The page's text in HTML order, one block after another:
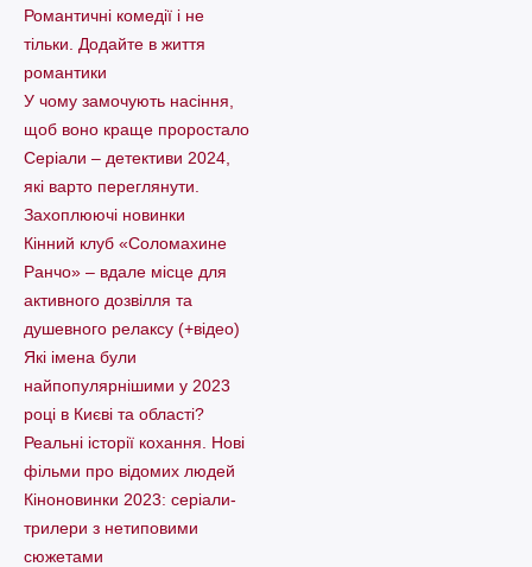
Романтичні комедії і не
тільки. Додайте в життя
романтики
У чому замочують насіння,
щоб воно краще проростало
Серіали – детективи 2024,
які варто пеpеглянути.
Захоплюючі новинки
Кінний клуб «Соломахине
Ранчо» – вдале місце для
активного дозвілля та
душевного релаксу (+відео)
Які імена були
найпопулярнішими у 2023
році в Києві та області?
Реальні історії кохання. Нові
фільми про відомих людей
Кіноновинки 2023: серіали-
трилери з нетиповими
сюжетами